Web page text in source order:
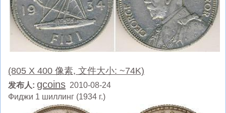
(805 X 400 像素, 文件大小: ~74K)
发布人: gcoins 2010-08-24
Фиджи 1 шиллинг (1934 г.)